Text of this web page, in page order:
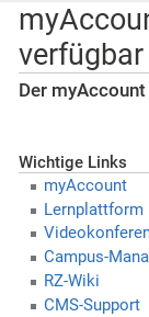
verfügbar
Der
Wichtige Links
myAccount
Lernplattform
Campus-
RZ-Wiki
CMS-Support